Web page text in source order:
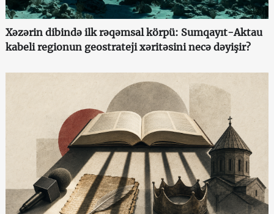
Xəzərin dibində ilk rəqəmsal körpü: Sumqayıt-Aktau
kabeli regionun geostrateji xəritəsini necə dəyişir?